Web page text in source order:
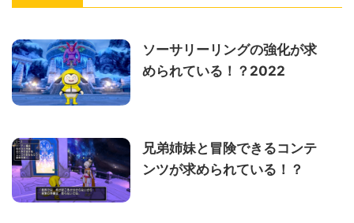
ソーサリーリングの強化が求
められている！？2022
兄弟姉妹と冒険できるコンテ
ンツが求められている！？